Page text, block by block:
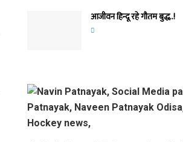
आजीवन हिन्दू रहे गौतम बुद्ध..!